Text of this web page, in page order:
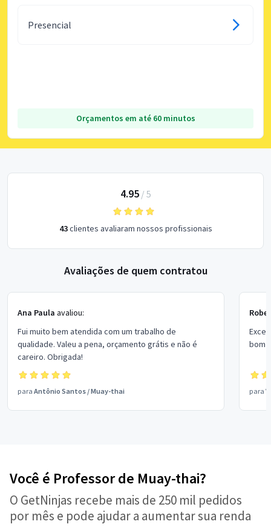
Presencial
Orçamentos em até 60 minutos
4.95/ 5
43clientes avaliaram nossos profissionais
Avaliações de quem contratou
Ana Paula avaliou:
Fui muito bem atendida com um trabalho de
qualidade. Valeu a pena, orçamento grátis e não é
careiro. Obrigada!
para Antônio Santos /Muay-thai
bom
para
Você é Professor de Muay-thai?
O GetNinjas recebe mais de 250 mil pedidos
por mês e pode ajudar a aumentar sua renda